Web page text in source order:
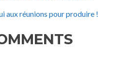
aux réunions pour produire !